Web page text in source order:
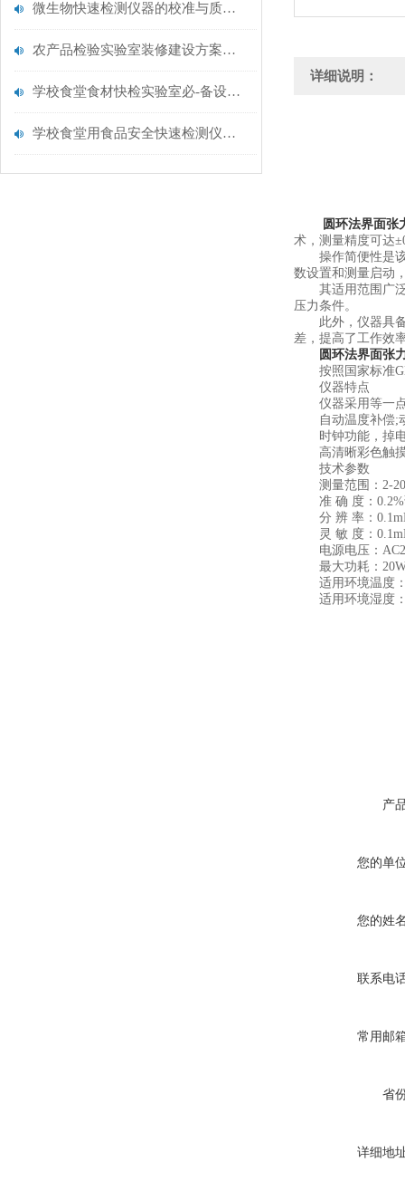
微生物快速检测仪器的校准与质控：保证结果准确性的黄金法则
农产品检验实验室装修建设方案仪器配置清单@云唐仪器
学校食堂食材快检实验室必-备设备清单【云唐仪器推荐】
学校食堂用食品安全快速检测仪器【行业推荐】云唐食品安全检测仪
详细说明：
圆环法界面张
术，测量精度可达
操作简便性是该
数设置和测量启动
其适用范围广泛
压力条件。
此外，仪器具备*
差，提高了工作效
圆环法界面张
按照国家标准
仪器特点
仪器采用等一点
自动温度补偿;
时钟功能，掉电
高清晰彩色触摸
技术参数
测量范围：2-
准 确 度：0.2%
分 辨 率：
灵 敏 度：
电源电压：
最大功耗：
适用环境温度：
适用环境湿度：
产
您的单
您的姓
联系电
常用邮
省
详细地